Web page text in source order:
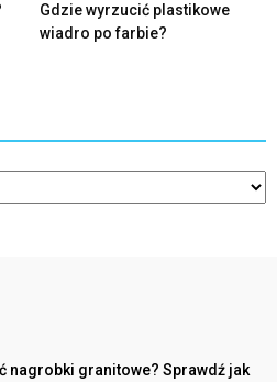
Gdzie wyrzucić plastikowe
wiadro po farbie?
nagrobki granitowe? Sprawdź jak